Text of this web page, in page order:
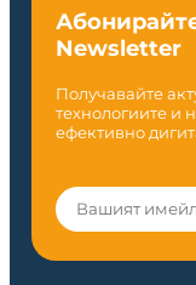
Newsletter
Получавайте
технологиите и
ефективно